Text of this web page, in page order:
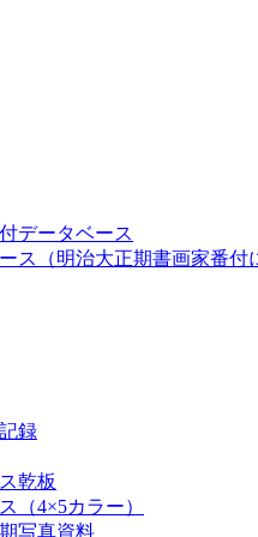
データベース
ス（明治大正期書画家番付
録
乾板
（4×5カラー）
写真資料